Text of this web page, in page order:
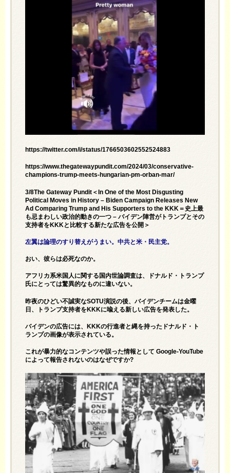
https://twitter.com/i/status/1766503602552524883
https://www.thegatewaypundit.com/2024/03/conservative-
champions-trump-meets-hungarian-pm-orban-mar/
3/8The Gateway Pundit＜In One of the Most Disgusting
Political Moves in History – Biden Campaign Releases New
Ad Comparing Trump and His Supporters to the KKK＝史上最
も忌まわしい政治的動きの一つ – バイデン陣営がトランプとその
支持者をKKKと比較する新たな広告を公開＞
左翼は論理のすり替えがうまい。中共と米・民主党。
おい、彼らは必死なのか。
アフリカ系米国人に関する国内世論調査は、ドナルド・トランプ
氏にとっては驚異的なものに違いない。
昨夜のひどい不誠実なSOTU演説の後、バイデンチームは金曜
日、トランプ支持者をKKKに喩える新しい広告を発表した。
バイデンの広告には、KKKの行進者と縄を持ったドナルド・ト
ランプの画像が表示されている。
これが暴力的なコンテンツや誤った情報として Google-YouTube
によって報告されないのはなぜですか?